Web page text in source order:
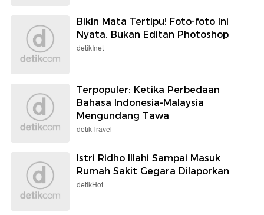
Bikin Mata Tertipu! Foto-foto Ini
Nyata, Bukan Editan Photoshop
detikInet
Terpopuler: Ketika Perbedaan
Bahasa Indonesia-Malaysia
Mengundang Tawa
detikTravel
Istri Ridho Illahi Sampai Masuk
Rumah Sakit Gegara Dilaporkan
detikHot